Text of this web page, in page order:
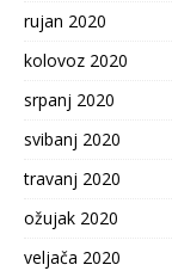
rujan 2020
kolovoz 2020
srpanj 2020
svibanj 2020
travanj 2020
ožujak 2020
veljača 2020